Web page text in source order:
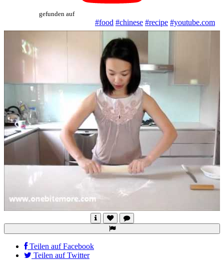
Abspielen
gefunden auf
#food #chinese #recipe #youtube.com
Teilen auf Facebook
Teilen auf Twitter